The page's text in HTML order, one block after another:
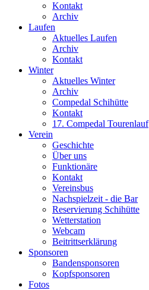
Kontakt
Archiv
Laufen
Aktuelles Laufen
Archiv
Kontakt
Winter
Aktuelles Winter
Archiv
Compedal Schihütte
Kontakt
17. Compedal Tourenlauf
Verein
Geschichte
Über uns
Funktionäre
Kontakt
Vereinsbus
Nachspielzeit - die Bar
Reservierung Schihütte
Wetterstation
Webcam
Beitrittserklärung
Sponsoren
Bandensponsoren
Kopfsponsoren
Fotos